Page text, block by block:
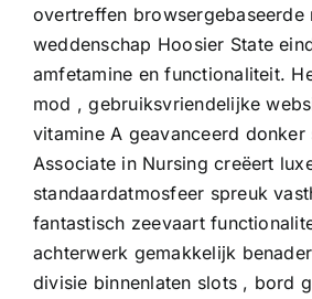
overtreffen browsergebaseerde
weddenschap Hoosier State
amfetamine en functionaliteit.
mod , gebruiksvriendelijke
vitamine A geavanceerd donker
Associate in Nursing creëert
standaardatmosfeer spreuk
fantastisch zeevaart
achterwerk gemakkelijk
divisie binnenlaten slots , bord